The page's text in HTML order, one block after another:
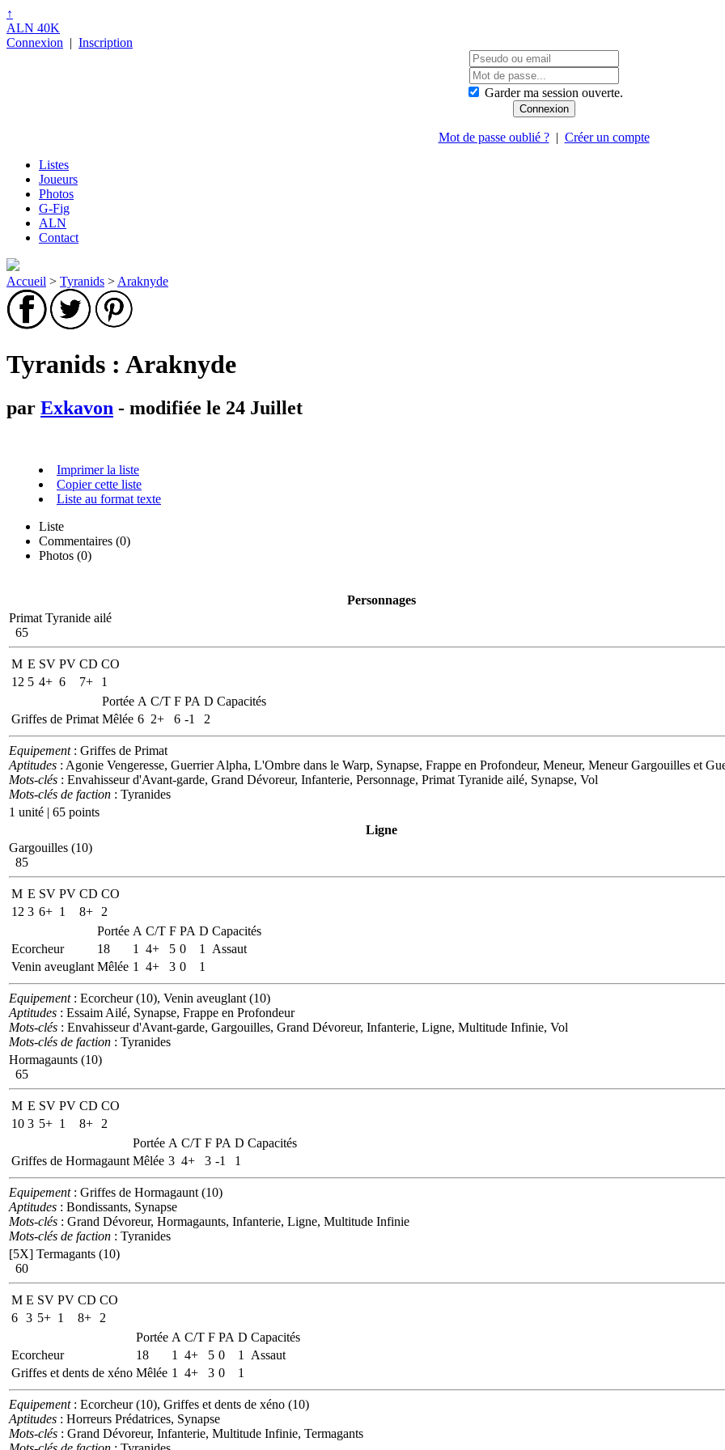
↑
ALN 40K
Connexion | Inscription
Garder ma session ouverte.
Mot de passe oublié ?| Créer un compte
Listes
Joueurs
Photos
G-Fig
ALN
Contact
Accueil > Tyranids > Araknyde
Tyranids : Araknyde
par Exkavon - modifiée le 24 Juillet
Imprimer la liste
Copier cette liste
Liste au format texte
Liste
Commentaires (0)
Photos (0)
Personnages
Primat Tyranide ailé
65
M E SV PV CD CO
12 5 4+ 6 7+
1
Portée A C/T F PA D Capacités
Griffes de Primat Mêlée 6 2+ 6 -1 2
Equipement: Griffes de Primat
Aptitudes : Agonie Vengeresse, Guerrier Alpha, L'Ombre dans le Warp, Synapse, Frappe en Profondeur, Meneur, Meneur Gargouilles et
Mots-clés : Envahisseur d'Avant-garde, Grand Dévoreur, Infanterie, Personnage, Primat Tyranide ailé, Synapse, Vol
Mots-clés de faction : Tyranides
1 unité | 65 points
Ligne
Gargouilles (10)
85
M E SV PV CD CO
12 3 6+ 1 8+
2
Portée A C/T F PA D Capacités
Ecorcheur
18 1 4+ 5 0 1
Assaut
Venin aveuglant Mêlée 1 4+ 3 0 1
Equipement: Ecorcheur (10), Venin aveuglant (10)
Aptitudes : Essaim Ailé, Synapse, Frappe en Profondeur
Mots-clés : Envahisseur d'Avant-garde, Gargouilles, Grand Dévoreur, Infanterie, Ligne, Multitude Infinie, Vol
Mots-clés de faction : Tyranides
Hormagaunts (10)
65
M E SV PV CD CO
10 3 5+ 1 8+
2
Portée A C/T F PA D Capacités
Griffes de Hormagaunt Mêlée 3 4+ 3 -1 1
Equipement: Griffes de Hormagaunt (10)
Aptitudes : Bondissants, Synapse
Mots-clés : Grand Dévoreur, Hormagaunts, Infanterie, Ligne, Multitude Infinie
Mots-clés de faction : Tyranides
[5X] Termagants (10)
60
M E SV PV CD CO
6 3 5+ 1 8+
2
Portée A C/T F PA D Capacités
Ecorcheur
18 1 4+ 5 0 1
Assaut
Griffes et dents de xéno Mêlée 1 4+ 3 0 1
Equipement: Ecorcheur (10), Griffes et dents de xéno (10)
Aptitudes : Horreurs Prédatrices, Synapse
Mots-clés : Grand Dévoreur, Infanterie, Multitude Infinie, Termagants